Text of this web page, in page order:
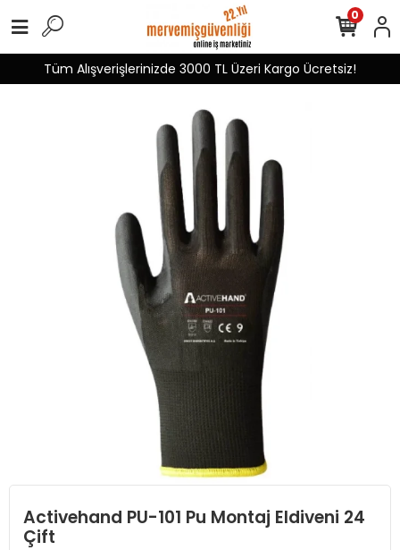
Tüm Alışverişlerinizde 3000 TL Üzeri Kargo Ücretsiz!
0
Activehand PU-101 Pu Montaj Eldiveni 24
Çift